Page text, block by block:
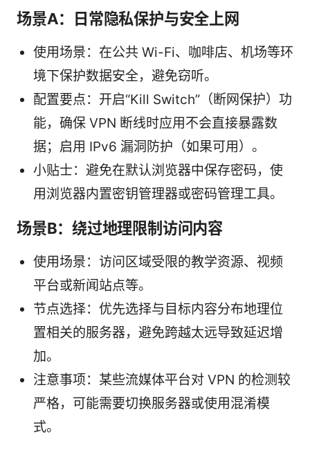
场景A：日常隐私保护与安全上网
使用场景：在公共 Wi-Fi、咖啡店、机场等环
境下保护数据安全，避免窃听。
配置要点：开启“Kill Switch”（断网保护）功
能，确保 VPN 断线时应用不会直接暴露数
据；启用 IPv6 漏洞防护（如果可用）。
小贴士：避免在默认浏览器中保存密码，使
用浏览器内置密钥管理器或密码管理工具。
场景B：绕过地理限制访问内容
使用场景：访问区域受限的教学资源、视频
平台或新闻站点等。
节点选择：优先选择与目标内容分布地理位
置相关的服务器，避免跨越太远导致延迟增
加。
注意事项：某些流媒体平台对 VPN 的检测较
严格，可能需要切换服务器或使用混淆模
式。